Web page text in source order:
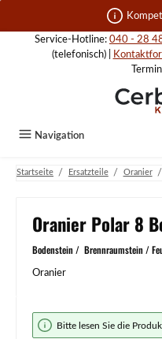
Zum Hauptinhalt springen
Service-Hotline: 040 - 28
(telefonisch) |
Navigation
Startseite / Ersatzteile / Oranier /
Oranier Polar 8
Bodenstein / Brennraumstein /
Oranier
Bildergalerie überspringen
Bitte lesen Sie die